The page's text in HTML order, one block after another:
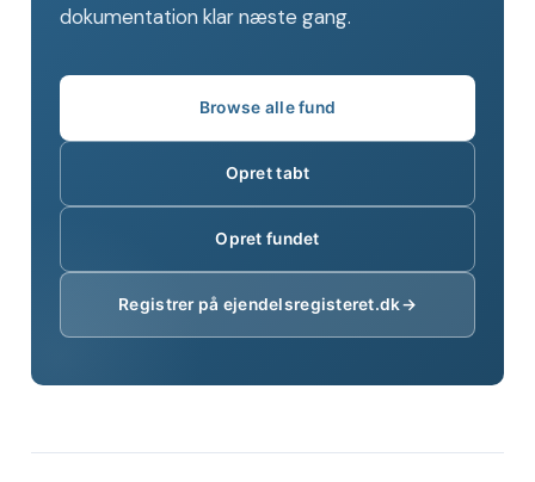
dokumentation klar næste gang.
Browse alle fund
Opret tabt
Opret fundet
Registrer på ejendelsregisteret.dk